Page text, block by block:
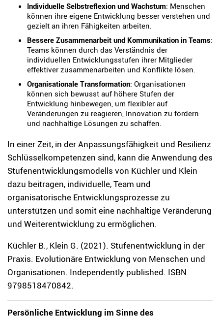
Individuelle Selbstreflexion und Wachstum: Menschen
können ihre eigene Entwicklung besser verstehen und
gezielt an ihren Fähigkeiten arbeiten.
Bessere Zusammenarbeit und Kommunikation in Teams:
Teams können durch das Verständnis der
individuellen Entwicklungsstufen ihrer Mitglieder
effektiver zusammenarbeiten und Konflikte lösen.
Organisationale Transformation: Organisationen
können sich bewusst auf höhere Stufen der
Entwicklung hinbewegen, um flexibler auf
Veränderungen zu reagieren, Innovation zu fördern
und nachhaltige Lösungen zu schaffen.
In einer Zeit, in der Anpassungsfähigkeit und Resilienz
Schlüsselkompetenzen sind, kann die Anwendung des
Stufenentwicklungsmodells von Küchler und Klein
dazu beitragen, individuelle, Team und
organisatorische Entwicklungsprozesse zu
unterstützen und somit eine nachhaltige Veränderung
und Weiterentwicklung zu ermöglichen.
Küchler B., Klein G. (2021). Stufenentwicklung in der
Praxis. Evolutionäre Entwicklung von Menschen und
Organisationen. Independently published. ISBN
9798518470842.
Persönliche Entwicklung im Sinne des